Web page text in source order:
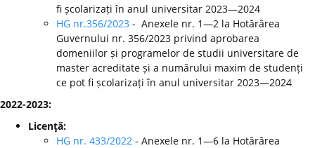
fi școlarizați în anul universitar 2023—2024
HG nr.356/2023 - Anexele nr. 1—2 la Hotărârea
Guvernului nr. 356/2023 privind aprobarea
domeniilor și programelor de studii universitare de
master acreditate și a numărului maxim de studenți
ce pot fi școlarizați în anul universitar 2023—2024
2022-2023:
Licenţă:
HG nr. 433/2022 - Anexele nr. 1—6 la Hotărârea